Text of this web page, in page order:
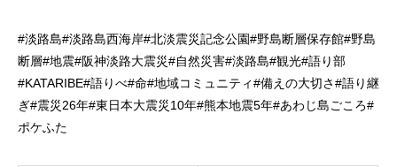
#淡路島#淡路島西海岸#北淡震災記念公園#野島断層保存館#野島
断層#地震#阪神淡路大震災#自然災害#淡路島#観光#語り部
#KATARIBE#語りべ#命#地域コミュニティ#備えの大切さ#語り継
ぎ#震災26年#東日本大震災10年#熊本地震5年#あわじ島ごころ#
ポケふた